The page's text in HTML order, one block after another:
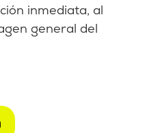
inmediata, al
general del